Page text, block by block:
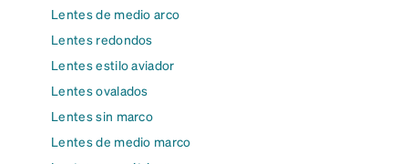
Lentes de medio arco
Lentes redondos
Lentes estilo aviador
Lentes ovalados
Lentes sin marco
Lentes de medio marco